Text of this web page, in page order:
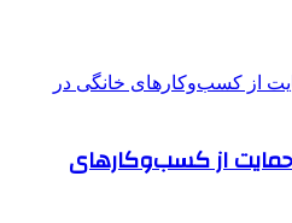
از کسب‌وکارهای